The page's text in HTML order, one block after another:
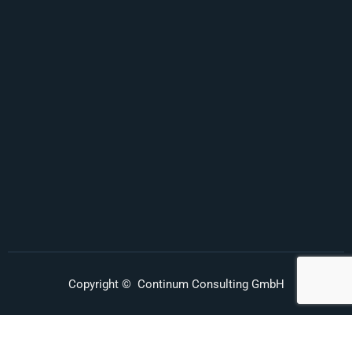
Copyright © Continum Consulting GmbH